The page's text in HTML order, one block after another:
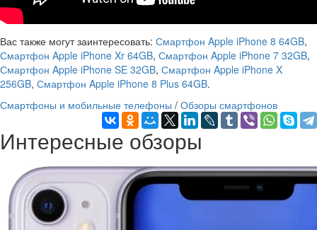
Вас также могут заинтересовать: Смартфон Apple iPhone 8 64GB,
Смартфон Apple iPhone Xr 64GB, Смартфон Apple iPhone 7 32GB,
Смартфон Apple iPhone SE 32GB, Смартфон Apple iPhone X
256GB, Смартфон Apple iPhone 8 Plus 64GB.
Смартфоны и мобильные телефоны / Обзоры смартфонов
Интересные обзоры